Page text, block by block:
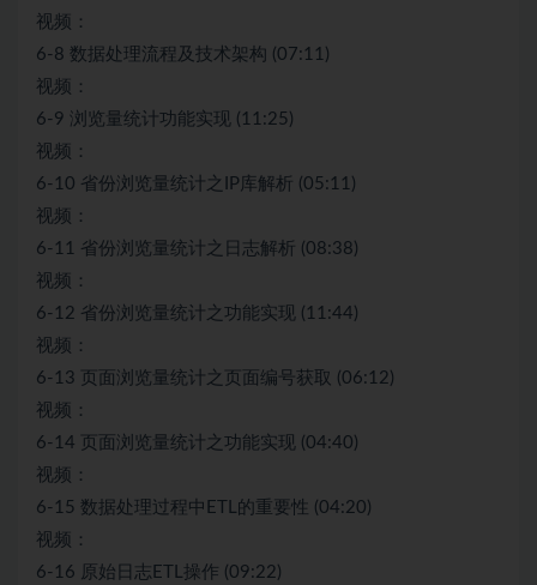
视频：
6-8 数据处理流程及技术架构 (07:11)
视频：
6-9 浏览量统计功能实现 (11:25)
视频：
6-10 省份浏览量统计之IP库解析 (05:11)
视频：
6-11 省份浏览量统计之日志解析 (08:38)
视频：
6-12 省份浏览量统计之功能实现 (11:44)
视频：
6-13 页面浏览量统计之页面编号获取 (06:12)
视频：
6-14 页面浏览量统计之功能实现 (04:40)
视频：
6-15 数据处理过程中ETL的重要性 (04:20)
视频：
6-16 原始日志ETL操作 (09:22)